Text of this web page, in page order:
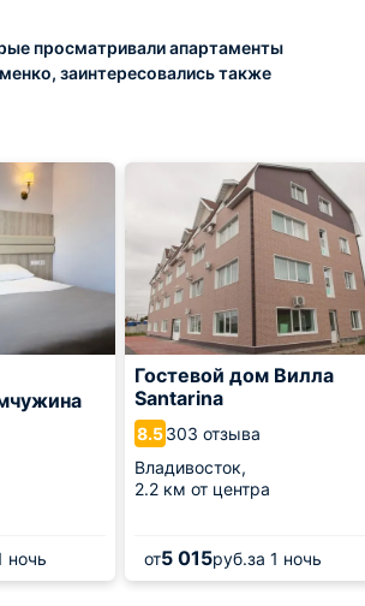
просматривали апартаменты
заинтересовались также
ночь
Гостевой дом Вилла
Santarina
8.5303 отзыва
Владивосток,
2.2 км от центра
от5 015руб.за 1 ночь